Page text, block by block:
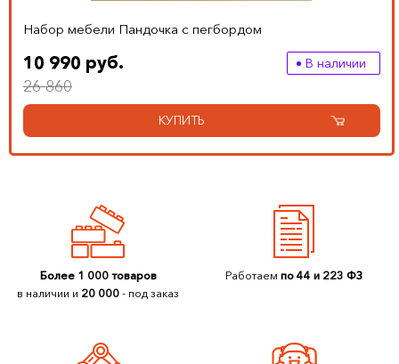
Набор мебели Пандочка с пегбордом
10 990 руб.
26 860
В наличии
КУПИТЬ
Более 1 000 товаров
в наличии и 20 000 - под заказ
Работаемпо 44 и 223 ФЗ